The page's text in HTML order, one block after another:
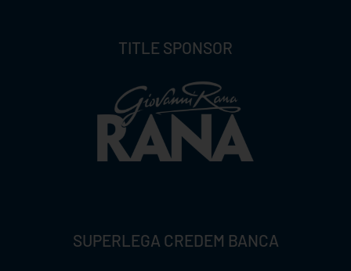
TITLE SPONSOR
SUPERLEGA CREDEM BANCA